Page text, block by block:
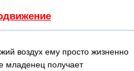
воздух ему просто жизненно
младенец получает